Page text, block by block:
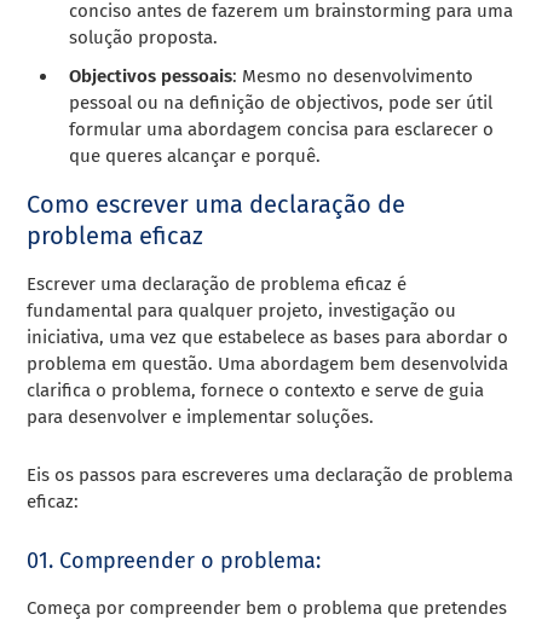
conciso antes de fazerem um brainstorming para uma
solução proposta.
Objectivos pessoais: Mesmo no desenvolvimento
pessoal ou na definição de objectivos, pode ser útil
formular uma abordagem concisa para esclarecer o
que queres alcançar e porquê.
Como escrever uma declaração de
problema eficaz
Escrever uma declaração de problema eficaz é
fundamental para qualquer projeto, investigação ou
iniciativa, uma vez que estabelece as bases para abordar o
problema em questão. Uma abordagem bem desenvolvida
clarifica o problema, fornece o contexto e serve de guia
para desenvolver e implementar soluções.
Eis os passos para escreveres uma declaração de problema
eficaz:
01. Compreender o problema:
Começa por compreender bem o problema que pretendes